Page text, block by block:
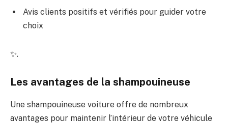
Avis clients positifs et vérifiés pour guider votre
choix
✨.
Les avantages de la shampouineuse
Une shampouineuse voiture offre de nombreux
avantages pour maintenir l’intérieur de votre véhicule